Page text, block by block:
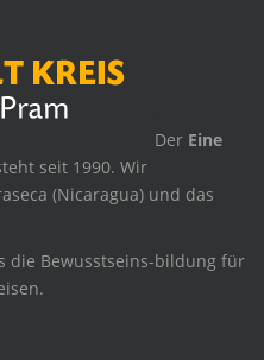
Der Eine
seit 1990. Wir
(Nicaragua) und das
die Bewusstseins-bildung für